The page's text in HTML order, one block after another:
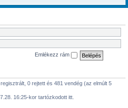
Emlékezz rám
0 rejtett és 481 vendég (az elmúlt 5
16:25-kor tartózkodott itt.